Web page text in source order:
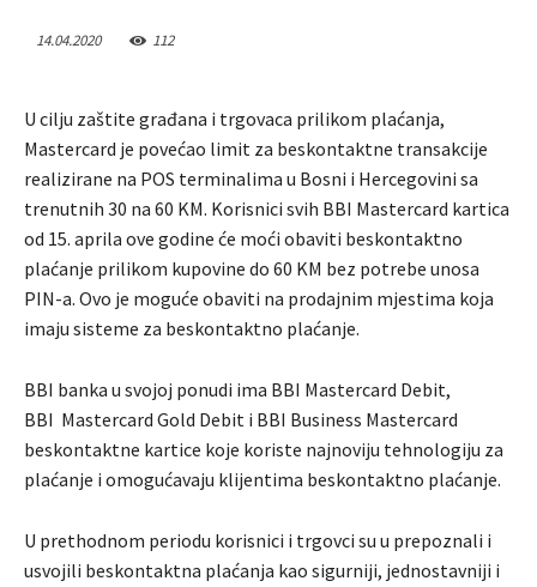
14.04.2020 112
U cilju zaštite građana i trgovaca prilikom plaćanja,
Mastercard je povećao limit za beskontaktne transakcije
realizirane na POS terminalima u Bosni i Hercegovini sa
trenutnih 30 na 60 KM. Korisnici svih BBI Mastercard kartica
od 15. aprila ove godine će moći obaviti beskontaktno
plaćanje prilikom kupovine do 60 KM bez potrebe unosa
PIN-a. Ovo je moguće obaviti na prodajnim mjestima koja
imaju sisteme za beskontaktno plaćanje.
BBI banka u svojoj ponudi ima BBI Mastercard Debit,
BBI Mastercard Gold Debit i BBI Business Mastercard
beskontaktne kartice koje koriste najnoviju tehnologiju za
plaćanje i omogućavaju klijentima beskontaktno plaćanje.
U prethodnom periodu korisnici i trgovci su u prepoznali i
usvojili beskontaktna plaćanja kao sigurniji, jednostavniji i